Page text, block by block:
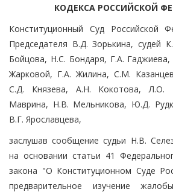
КОДЕКСА РОССИЙСКОЙ
Конституционный Суд Российской
Председателя В.Д. Зорькина, судей
Бойцова, Н.С. Бондаря, Г.А.
Жарковой, Г.А. Жилина, С.М.
С.Д. Князева, А.Н. Кокотова, Л.О.
Маврина, Н.В. Мельникова, Ю.Д.
В.Г. Ярославцева,
заслушав сообщение судьи Н.В.
на основании статьи 41
закона "О Конституционном Суде
предварительное изучение